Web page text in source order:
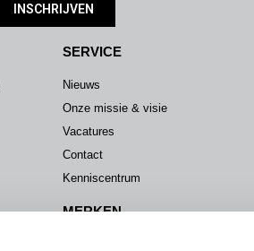
INSCHRIJVEN
SERVICE
Nieuws
Onze missie & visie
Vacatures
Contact
Kenniscentrum
MERKEN